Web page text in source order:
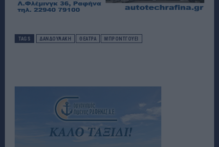
TAGS ΔΑΝΔΟΥΛΆΚΗ ΘΕΑΤΡΑ ΜΠΡΌΝΤΓΟΥΕΙ